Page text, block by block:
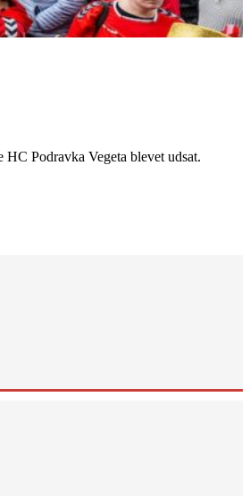
Podravka Vegeta blevet udsat.